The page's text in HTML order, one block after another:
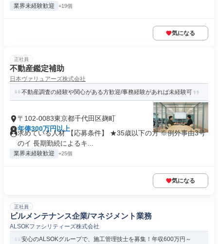
業界未経験歓迎 +19個
気になる
正社員
不動産鑑定補助
日本ヴァリュアーズ株式会社
不動産調査の経験や関心がある方歓迎/事務経験があれば未経験可
〒102-0083東京都千代田区麹町
年俸300万円以上
求めている人材 【応募条件】 ★35歳以下の方 ※例外事由3号
のイ 長期勤続によるキ...
業界未経験歓迎 +25個
気になる
正社員
ビルメンテナンス企業/マネジメント業務
ALSOKファシリティーズ株式会社
安心のALSOKグループで、施工管理技士を募集！年収600万円～